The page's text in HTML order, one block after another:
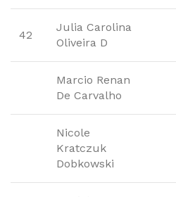
42
Julia Carolina
Oliveira D
Marcio Renan
De Carvalho
Nicole
Kratczuk
Dobkowski